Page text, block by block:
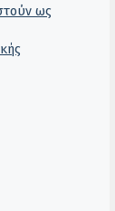
ως